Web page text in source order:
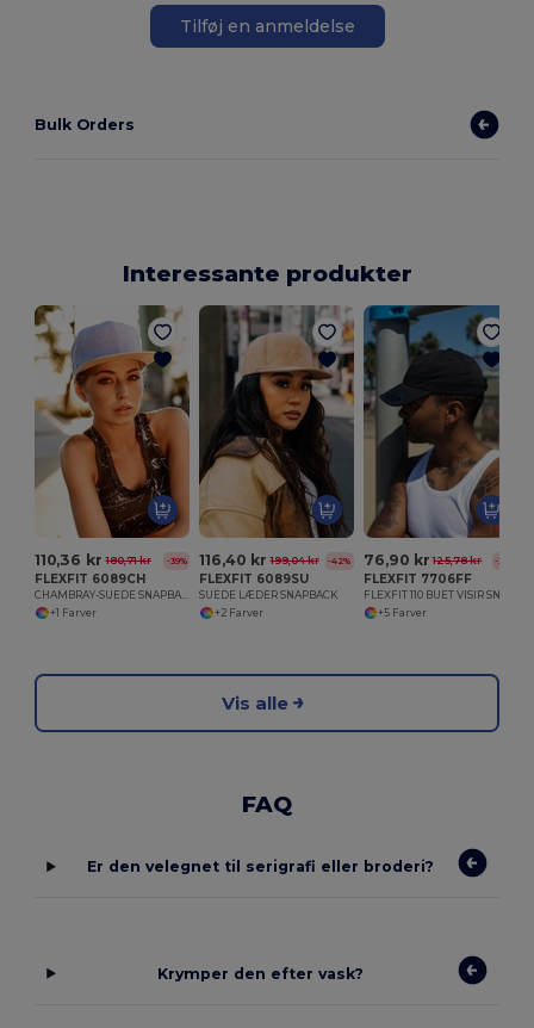
Tilføj en anmeldelse
Bulk Orders
Interessante produkter
110,36 kr 180,71 kr -39%
FLEXFIT 6089CH
CHAMBRAY-SUEDE SNAPBACK CHAMBRAY
+1 Farver
116,40 kr 199,04 kr -42%
FLEXFIT 6089SU
SUEDE LÆDER SNAPBACK
+2 Farver
76,90 kr 125,78 kr -39%
FLEXFIT 7706FF
+5 Farver
Vis alle
FAQ
Er den velegnet til serigrafi eller broderi?
Krymper den efter vask?